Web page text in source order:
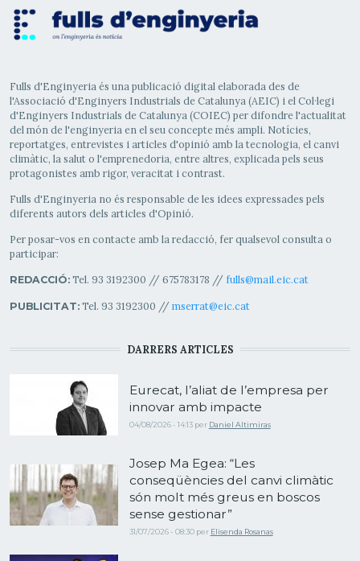
Fulls d'Enginyeria és una publicació digital elaborada des de
l'Associació d'Enginyers Industrials de Catalunya (AEIC) i el Col·legi
d'Enginyers Industrials de Catalunya (COIEC) per difondre l'actualitat
del món de l'enginyeria en el seu concepte més ampli. Notícies,
reportatges, entrevistes i articles d'opinió amb la tecnologia, el canvi
climàtic, la salut o l'emprenedoria, entre altres, explicada pels seus
protagonistes amb rigor, veracitat i contrast.
Fulls d'Enginyeria no és responsable de les idees expressades pels
diferents autors dels articles d'Opinió.
Per posar-vos en contacte amb la redacció, fer qualsevol consulta o
participar:
REDACCIÓ:Tel. 93 3192300 // 675783178 // fulls@mail.eic.cat
PUBLICITAT:Tel. 93 3192300 // mserrat@eic.cat
DARRERS ARTICLES
Eurecat, l’aliat de l’empresa per
innovar amb impacte
04/08/2026 - 14:13 per Daniel Altimiras
Josep Ma Egea: “Les
conseqüències del canvi climàtic
són molt més greus en boscos
sense gestionar”
31/07/2026 - 08:30 per Elisenda Rosanas